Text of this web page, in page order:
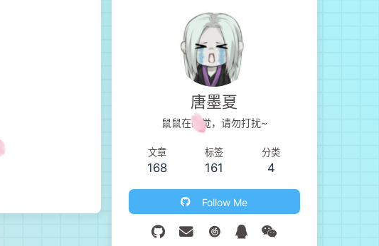
唐墨夏
鼠鼠在碎觉，请勿打扰~
文章
168
标签
161
分类
4
Follow Me